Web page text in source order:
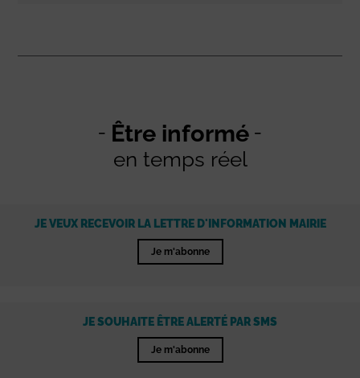
Être informé
en temps réel
JE VEUX RECEVOIR LA LETTRE D'INFORMATION MAIRIE
Je m'abonne
JE SOUHAITE ÊTRE ALERTÉ PAR SMS
Je m'abonne